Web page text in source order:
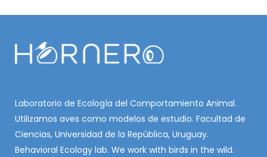
Laboratorio de Ecología del Comportamiento Animal.
Utilizamos aves como modelos de estudio. Facultad de
Ciencias, Universidad de la República, Uruguay.
Behavioral Ecology lab. We work with birds in the wild.